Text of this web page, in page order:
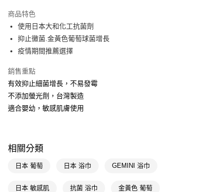
LINE Pay
Apple Pay
悠遊付
Google Pay
AFTEE先享後付是「在收到商品之後才付款」的支付方式。 讓您購物簡單
１．簡單：不需註冊會員、不需綁卡、不需儲值。
即享券
運送方式
全家取貨付款
商品特色
使用日本大和化工抗菌劑
抑止黴菌.金黃色葡萄球菌增長
疫情期間推薦選擇
銷售重點
有效抑止細菌增長，不易發霉
不添加螢光劑，台灣製造
適合嬰幼，敏感肌膚使用
相關分類
日本 葡萄 日本 浴巾 GEMINI 浴巾
日本 敏感肌 抗菌 浴巾 金黃色 葡萄